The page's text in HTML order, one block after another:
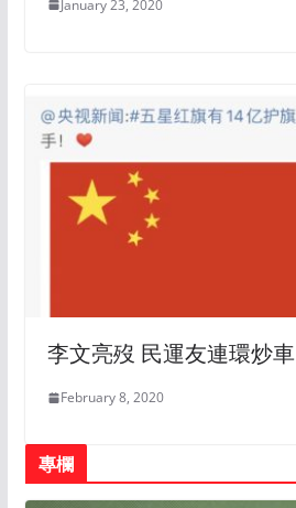
January 23, 2020
李文亮歿 民運友連環炒車
February 8, 2020
專欄